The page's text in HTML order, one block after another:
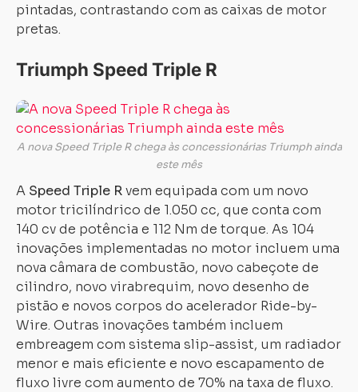
pintadas, contrastando com as caixas de motor
pretas.
Triumph Speed Triple R
A nova Speed Triple R chega às concessionárias Triumph ainda
este mês
A Speed Triple Rvem equipada com um novo
motor tricilíndrico de 1.050 cc, que conta com
140 cv de potência e 112 Nm de torque. As 104
inovações implementadas no motor incluem uma
nova câmara de combustão, novo cabeçote de
cilindro, novo virabrequim, novo desenho de
pistão e novos corpos do acelerador Ride-by-
Wire. Outras inovações também incluem
embreagem com sistema slip-assist, um radiador
menor e mais eficiente e novo escapamento de
fluxo livre com aumento de 70% na taxa de fluxo.